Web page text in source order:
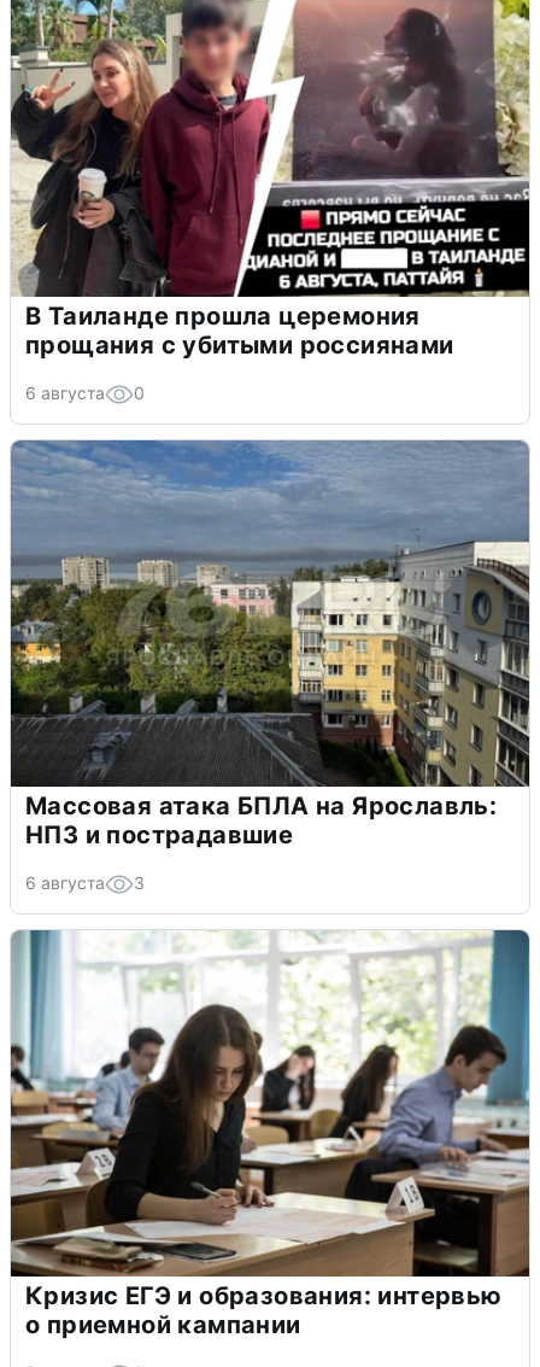
В Таиланде прошла церемония
прощания с убитыми россиянами
6 августа 0
Массовая атака БПЛА на Ярославль:
НПЗ и пострадавшие
6 августа 3
Кризис ЕГЭ и образования: интервью
о приемной кампании